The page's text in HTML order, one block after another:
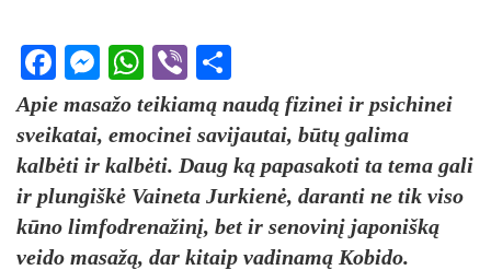
Facebook
Messenger
WhatsApp
Viber
Apie masažo teikiamą naudą fizinei ir psichinei
sveikatai, emocinei savijautai, būtų galima
kalbėti ir kalbėti. Daug ką papasakoti ta tema gali
ir plungiškė Vaineta Jurkienė, daranti ne tik viso
kūno limfodrenažinį, bet ir senovinį japonišką
veido masažą, dar kitaip vadinamą Kobido.